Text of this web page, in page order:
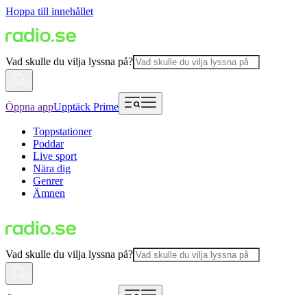
Hoppa till innehållet
Vad skulle du vilja lyssna på?
Öppna appUpptäck Prime
Toppstationer
Poddar
Live sport
Nära dig
Genrer
Ämnen
Vad skulle du vilja lyssna på?